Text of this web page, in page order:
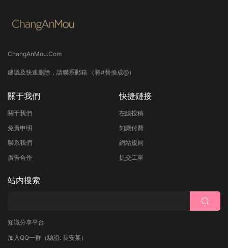
ChangAnMou.Com
建議及快速删除，請聯系郵箱 （将#替換成@）
關于我們
關于我們
免責申明
聯系我們
廣告合作
快捷鏈接
在線投稿
知識付費
網站規則
提交工單
站内搜索
知識分享平台
加入QQ一群 （驗證: 長安某）